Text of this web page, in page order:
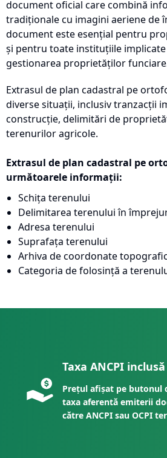
document oficial care combină
tradiționale cu imagini aeriene de
document este esențial pentru
și pentru toate instituțiile
gestionarea proprietăților
Extrasul de plan cadastral pe
diverse situații, inclusiv tranzacții
construcție, delimitări de
terenurilor agricole.
Extrasul de plan cadastral pe
următoarele informații:
Schița terenului
Delimitarea terenului în
Adresa terenului
Suprafața terenului
Arhiva de coordonate
Categoria de folosință a
Taxa ANCPI inclusă
Prețul afișat pe butonul
taxa aferentă emiterii
către ANCPI sau OCPI